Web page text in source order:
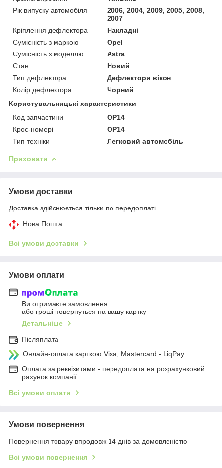
Рік випуску автомобіля
2006, 2004, 2009, 2005, 2008,
2007
Кріплення дефлектора
Накладні
Сумісність з маркою
Opel
Сумісність з моделлю
Astra
Стан
Новий
Тип дефлектора
Дефлектори вікон
Колір дефлектора
Чорний
Користувальницькі характеристики
Код запчастини
OP14
Крос-номері
OP14
Тип техніки
Легковий автомобіль
Приховати
Умови доставки
Доставка здійснюється тільки по передоплаті.
Нова Пошта
Всі умови доставки
Умови оплати
Ви отримаєте замовлення
або гроші повернуться на вашу картку
Детальніше
Післяплата
Онлайн-оплата карткою Visa, Mastercard - LiqPay
Оплата за реквізитами - передоплата на розрахунковий
рахунок компанії
Всі умови оплати
Умови повернення
Повернення товару впродовж 14 днів за домовленістю
Всі умови повернення